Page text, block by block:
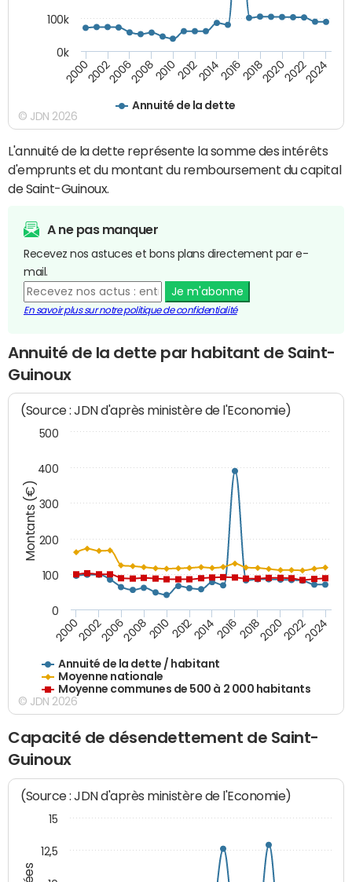
Annuité de la dette
200020022006200820102012201420162018202020222024
0k
100k
© JDN 2026
L'annuité de la dette représente la somme des intérêts
d'emprunts et du montant du remboursement du capital
de Saint-Guinoux.
A ne pas manquer
Recevez nos astuces et bons plans directement par e-
mail.
Je m'abonne
En savoir plus sur notre politique de confidentialité
Annuité de la dette par habitant de Saint-
Guinoux
Montants (€)
(Source : JDN d'après ministère de l'Economie)
Annuité de la dette / habitant
Moyenne nationale
Moyenne communes de 500 à 2 000 habitants
200020022006200820102012201420162018202020222024
0
100
200
300
400
500
© JDN 2026
Capacité de désendettement de Saint-
Guinoux
(Source : JDN d'après ministère de l'Economie)
12,5
15